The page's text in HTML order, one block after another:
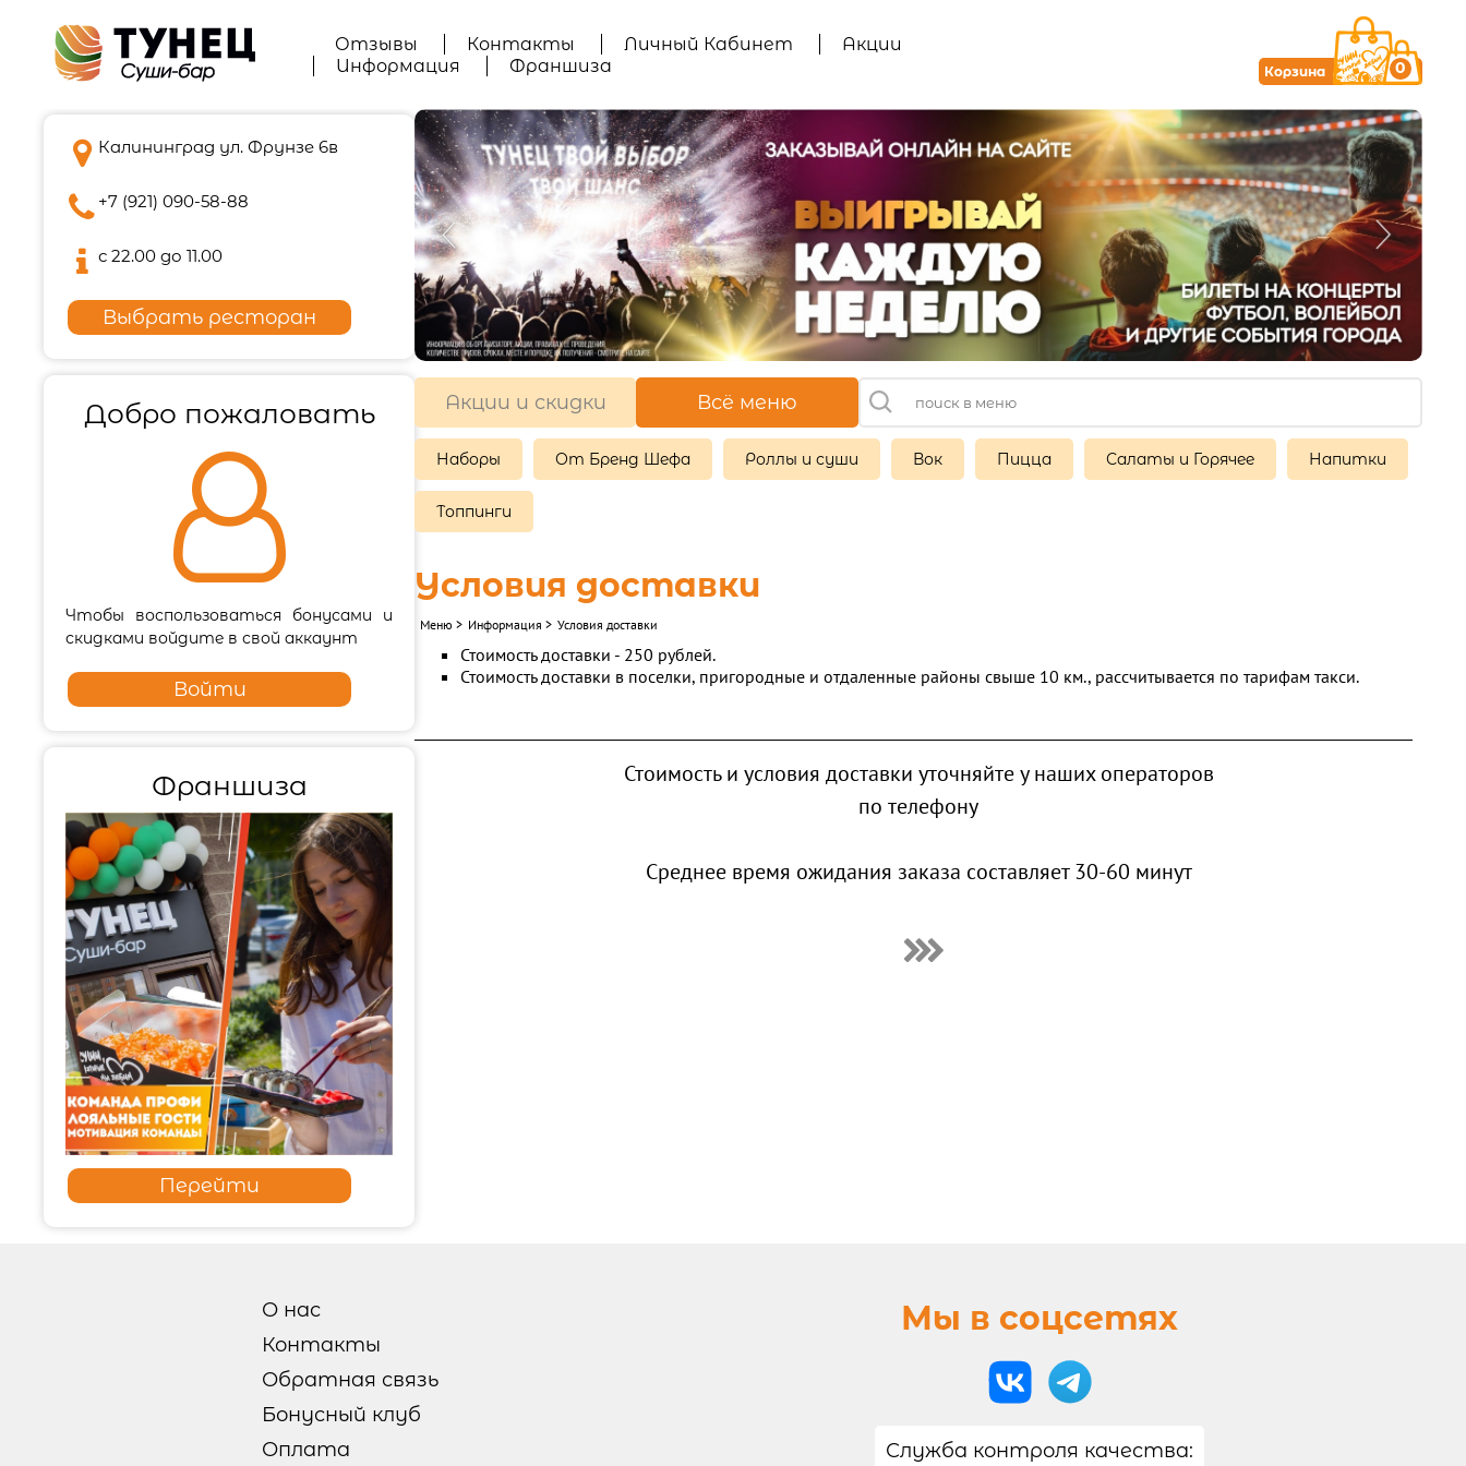
Отзывы Контакты Личный Кабинет
Акции
Информация
Франшиза 0
Корзина
 Калининград ул. Фрунзе 6в
 +7 (921) 090-58-88
 с 22.00 до 11.00
Выбрать ресторан
Добро пожаловать

Чтобы воспользоваться бонусами и
скидками войдите в свой аккаунт
Войти
Франшиза
Перейти
Акции и скидки Всё меню
Наборы От Бренд Шефа Роллы и суши Вок Пицца Салаты и Горячее Напитки
Топпинги
Условия доставки
Меню > Информация > Условия доставки
Стоимость доставки - 250 рублей.
Стоимость доставки в поселки, пригородные и отдаленные районы свыше 10 км., рассчитывается по тарифам такси.
Стоимость и условия доставки уточняйте у наших операторов
по телефону
Среднее время ожидания заказа составляет 30-60 минут
О нас
Контакты
Обратная связь
Бонусный клуб
Оплата
Мы в соцсетях
Служба контроля качества: